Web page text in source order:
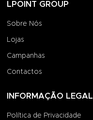
LPOINT GROUP
Sobre Nós
Lojas
Campanhas
Contactos
INFORMAÇÃO LEGAL
Política de Privacidade